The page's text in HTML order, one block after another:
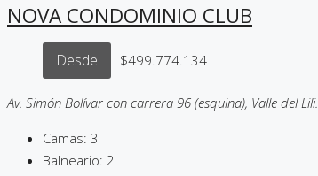
NOVA CONDOMINIO CLUB
Desde $499.774.134
Av. Simón Bolívar con carrera 96 (esquina), Valle del Lili.
Camas: 3
Balneario: 2